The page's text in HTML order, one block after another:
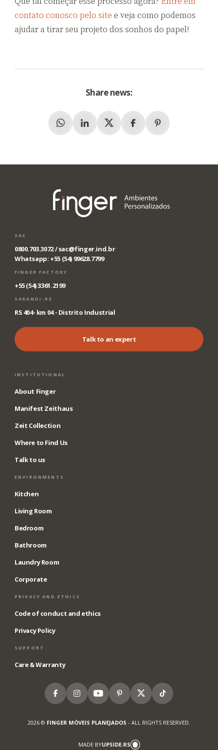
contato conosco pelo site e veja como podemos
ajudar a tirar seu projeto dos sonhos do papel!
Share news:
WhatsappLinkedinX (Twitter)FacebookPinterest
SAC
0800.703.3072 /sac@finger.ind.br
Whatsapp: +55 (54) 99628.7799
FINGER FACTORY
+55 (54) 3361.2199
SARANDI-RS
RS 404- km 04 - Distrito Industrial
Talk to an expert
INSTITUTIONAL
About Finger
Manifest Zeithaus
Zeit Collection
Where to Find Us
Talk to us
ENVIRONMENTS
Kitchen
Living Room
Bedroom
Bathroom
Laundry Room
Corporate
PRIVACY AND ETHICS
Code of conduct and ethics
Privacy Policy
SUPPORT
Care & Warranty
FacebookInstagramYoutubePinterest
X Tiktok
2026 © FINGER MÓVEIS PLANEJADOS - ALL RIGHTS RESERVED.
MADE BYUPSIDE.RS